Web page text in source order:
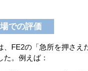
での評価
、FE2の「急所を押さえ
た。例えば：